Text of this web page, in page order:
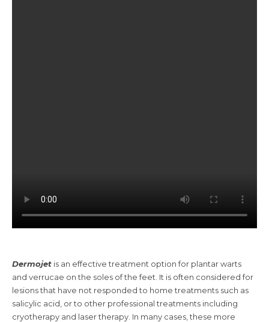
Dermojet is an effective treatment option for plantar warts
and verrucae on the soles of the feet. It is often considered for
lesions that have not responded to home treatments such as
salicylic acid, or to other professional treatments including
cryotherapy and laser therapy. In many cases, these more